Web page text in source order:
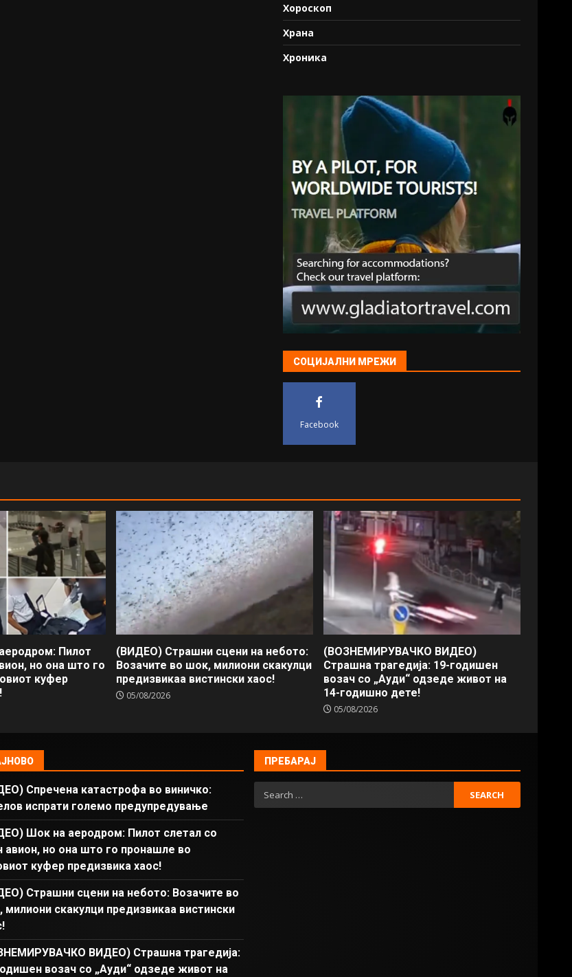
Хороскоп
Храна
Хроника
СОЦИЈАЛНИ МРЕЖИ
Facebook
Пилот
но она што го
куфер
(ВИДЕО) Страшни сцени на небото:
Возачите во шок, милиони скакулци
предизвикаа вистински хаос!
05/08/2026
(ВОЗНЕМИРУВАЧКО ВИДЕО)
Страшна трагедија: 19-годишен
возач со „Ауди“ одзеде живот на
14-годишно дете!
05/08/2026
Спречена катастрофа во виничко:
испрати големо предупредување
Шок на аеродром: Пилот слетал со
авион, но она што го пронашле во
куфер предизвика хаос!
Страшни сцени на небото: Возачите во
милиони скакулци предизвикаа вистински
ВИДЕО) Страшна трагедија:
возач со „Ауди“ одзеде живот на
ПРЕБАРАЈ